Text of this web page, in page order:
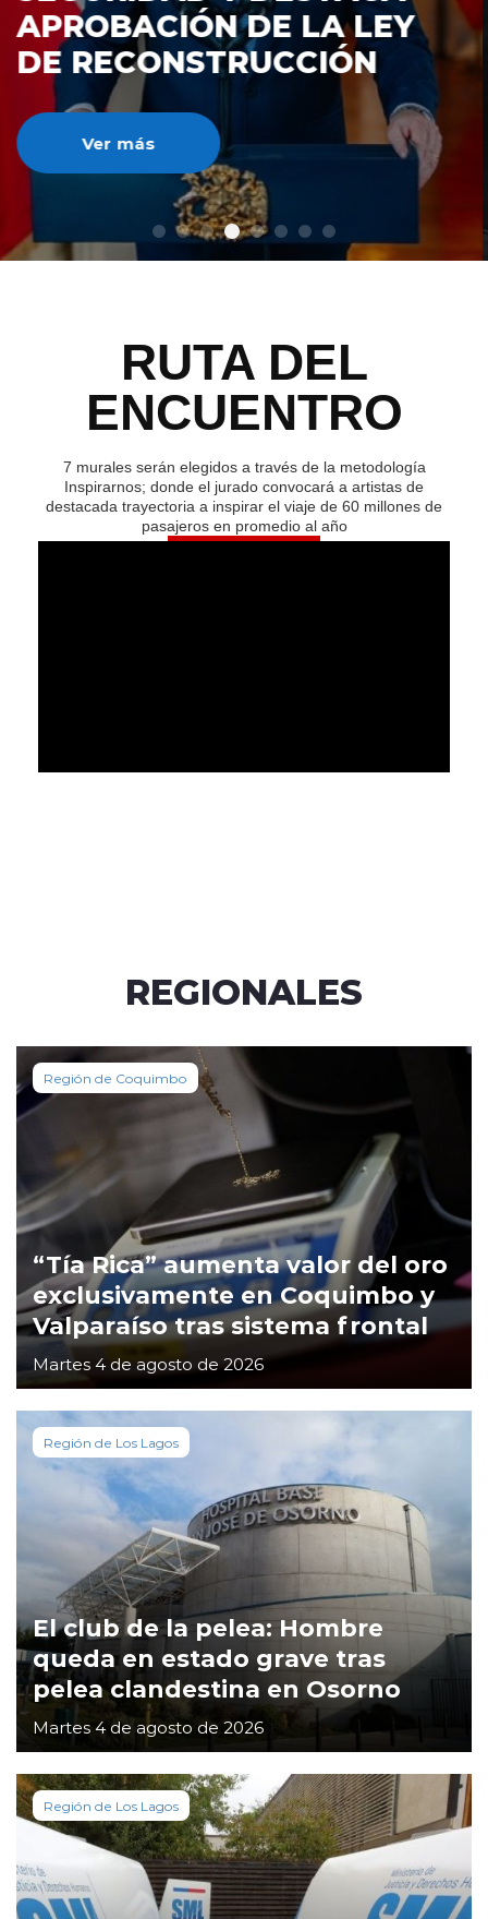
DE RECONSTRUCCIÓ
NACIONAL
Ver más
RUTA DEL
ENCUENTRO
7 murales serán elegidos a través de la metodología
Inspirarnos; donde el jurado convocará a artistas de
destacada trayectoria a inspirar el viaje de 60 millones de
pasajeros en promedio al año
REGIONALES
Región de Coquimbo
“Tía Rica” aumenta valor del oro
exclusivamente en Coquimbo y
Valparaíso tras sistema frontal
Martes 4 de agosto de 2026
Región de Los Lagos
El club de la pelea: Hombre
queda en estado grave tras
pelea clandestina en Osorno
Martes 4 de agosto de 2026
Región de Los Lagos